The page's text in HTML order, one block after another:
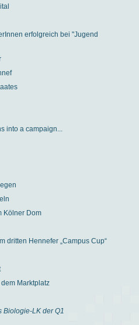
erfolgreich bei "Jugend
into a campaign...
Kölner Dom
dritten Hennefer „Campus Cup“
Marktplatz
Biologie-LK der Q1